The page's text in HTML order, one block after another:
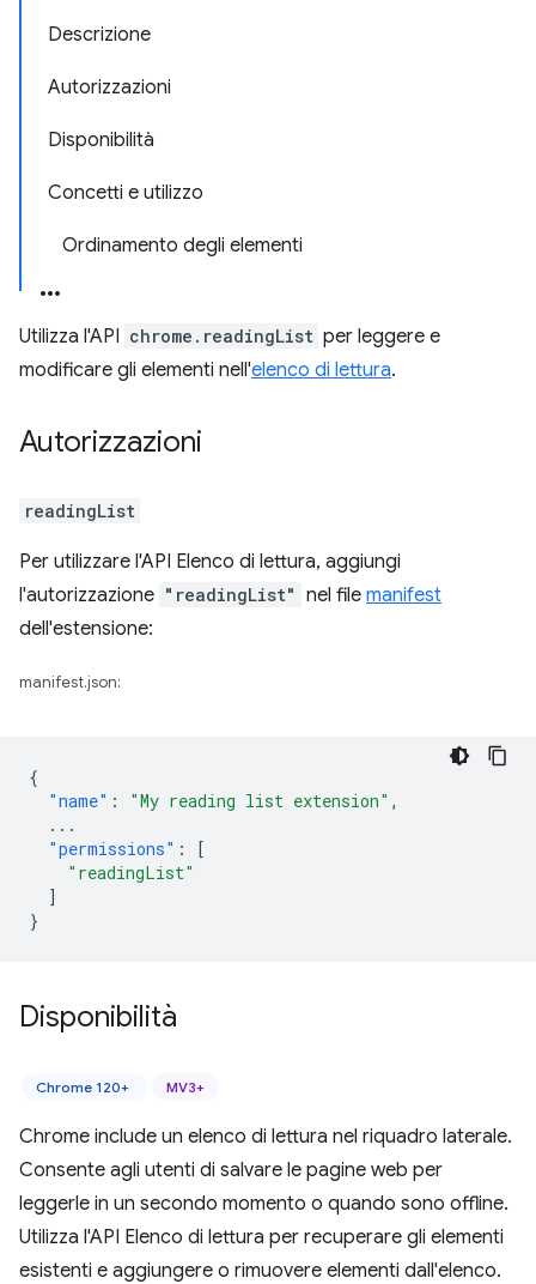
Descrizione
Autorizzazioni
Disponibilità
Concetti e utilizzo
Ordinamento degli elementi
Utilizza l'API chrome.readingList per leggere e
modificare gli elementi nell'elenco di lettura.
Autorizzazioni
readingList
Per utilizzare l'API Elenco di lettura, aggiungi
l'autorizzazione "readingList" nel file manifest
dell'estensione:
manifest.json:
{
"name" : "My reading list extension" ,
...
"permissions" :
[
"readingList"
]
}
Disponibilità
Chrome 120+ MV3+
Chrome include un elenco di lettura nel riquadro laterale.
Consente agli utenti di salvare le pagine web per
leggerle in un secondo momento o quando sono offline.
Utilizza l'API Elenco di lettura per recuperare gli elementi
esistenti e aggiungere o rimuovere elementi dall'elenco.